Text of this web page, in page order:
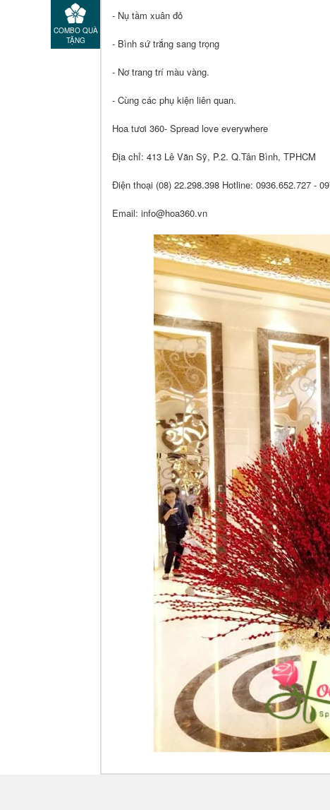
COMBO QUÀ
TẶNG
- Nụ tầm xuân đỏ
- Bình sứ trắng sang trọng
- Nơ trang trí màu vàng.
- Cùng các phụ kiện liên quan.
Hoa tươi 360- Spread love everywhere
Địa chỉ: 413 Lê Văn Sỹ, P.2. Q.Tân Bình, TPHCM
Điện thoại (08) 22.298.398 Hotline: 0936.652.727 -
Email: info@hoa360.vn